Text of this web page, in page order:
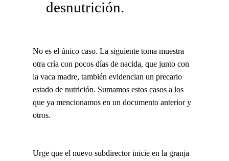
desnutrición.
No es el único caso. La siguiente toma muestra
otra cría con pocos días de nacida, que junto con
la vaca madre, también evidencian un precario
estado de nutrición. Sumamos estos casos a los
que ya mencionamos en un documento anterior y
otros.
Urge que el nuevo subdirector inicie en la granja